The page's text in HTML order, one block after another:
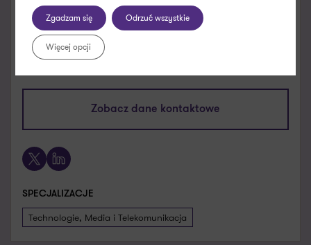
Michał Madura
Senior Business Design Consultant,
EDISONDA
Zobacz dane kontaktowe
X LinkedIn
SPECJALIZACJE
Technologie, Media i Telekomunikacja
Zgadzam się Odrzuć wszystkie
Więcej opcji